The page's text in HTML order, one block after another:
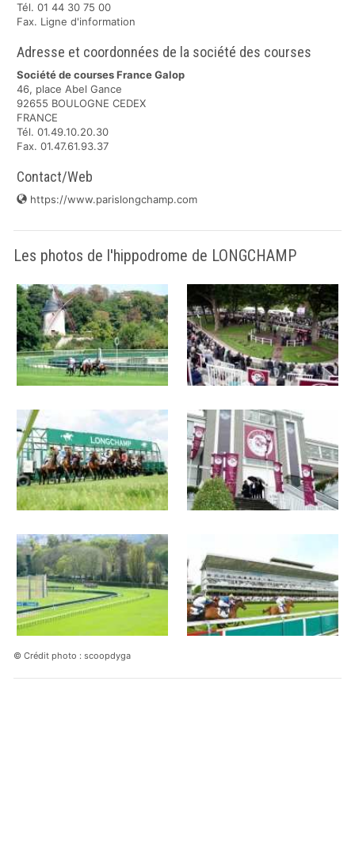
Tél. 01 44 30 75 00
Fax. Ligne d'information
Adresse et coordonnées de la société des courses
Société de courses France Galop
46, place Abel Gance
92655 BOULOGNE CEDEX
FRANCE
Tél. 01.49.10.20.30
Fax. 01.47.61.93.37
Contact/Web
https://www.parislongchamp.com
Les photos de l'hippodrome de LONGCHAMP
© Crédit photo : scoopdyga